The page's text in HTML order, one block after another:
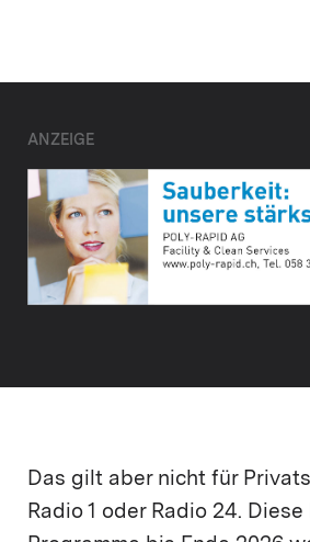
ANZEIGE
Das gilt aber nicht für
Radio 1 oder Radio 24.